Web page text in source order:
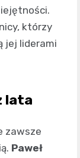
którzy
jej liderami
lata
zawsze
Paweł